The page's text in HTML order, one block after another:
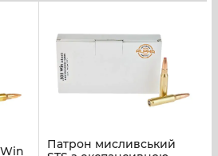
Патрон мисливський